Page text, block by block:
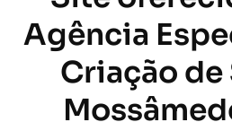
Agência
Criação de